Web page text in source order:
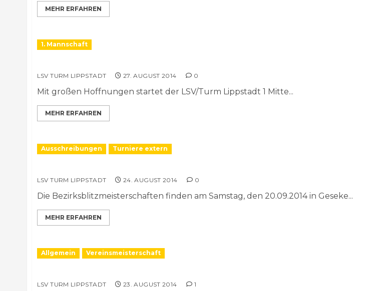
MEHR ERFAHREN
1. Mannschaft
LSV TURM LIPPSTADT 27. AUGUST 2014 0
Mit großen Hoffnungen startet der LSV/Turm Lippstadt 1 Mitte...
MEHR ERFAHREN
Ausschreibungen Turniere extern
LSV TURM LIPPSTADT 24. AUGUST 2014 0
Die Bezirksblitzmeisterschaften finden am Samstag, den 20.09.2014 in Geseke...
MEHR ERFAHREN
Allgemein Vereinsmeisterschaft
LSV TURM LIPPSTADT 23. AUGUST 2014 1